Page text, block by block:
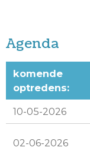
naar
hoofdinhoud
Agenda
komende
optredens:
10-05-2026
02-06-2026